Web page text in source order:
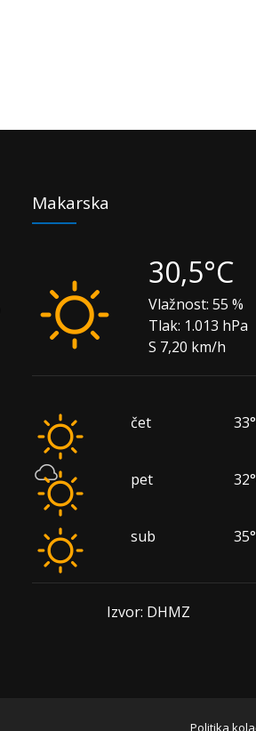
Makarska
30,5°C
Vlažnost: 55 %
Tlak: 1.013 hPa
S 7,20 km/h
čet
pet
sub
Izvor: DHMZ
Politika